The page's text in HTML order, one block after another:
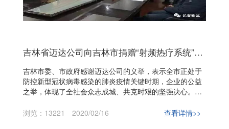
吉林省迈达公司向吉林市捐赠“射频热疗系统”帮助抗击新冠肺炎疫情
吉林市委、市政府感谢迈达公司的义举，表示全市正处于
防控新型冠状病毒感染的肺炎疫情关键时期，企业的公益
之举，体现了全社会众志成城、共克时艰的坚强决心。只
够打赢这场疫情防控阻击战。
浏览：13221 2020/02/16 查看详情>>